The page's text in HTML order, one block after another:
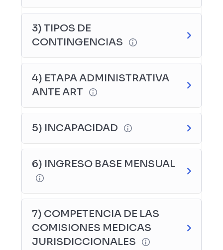
3) TIPOS DE
CONTINGENCIAS
4) ETAPA ADMINISTRATIVA
ANTE ART
5) INCAPACIDAD
6) INGRESO BASE MENSUAL
7) COMPETENCIA DE LAS
COMISIONES MEDICAS
JURISDICCIONALES